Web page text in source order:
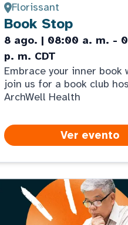
Florissant
Book Stop
8 ago. | 08:00 a. m. -
p. m. CDT
Embrace your inner book
join us for a book club
ArchWell Health
Ver evento